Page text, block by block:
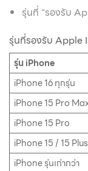
รุ่นที่ “รองรับ
รุ่นที่รองรับ Apple
รุ่น iPhone
iPhone 16 ทุกรุ่น
iPhone 15 Pro
iPhone 15 Pro
iPhone 15 / 15 Plus
iPhone รุ่นเก่ากว่า